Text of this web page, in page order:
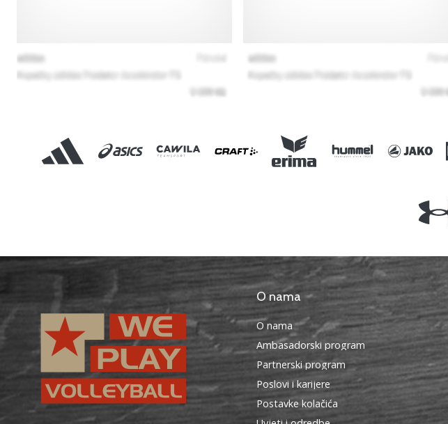
O nama
O nama
Ambasadorski program
Partnerski program
Poslovi i karijere
Postavke kolačića